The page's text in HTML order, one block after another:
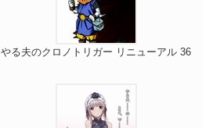
やる夫のクロノトリガー リニューアル 36